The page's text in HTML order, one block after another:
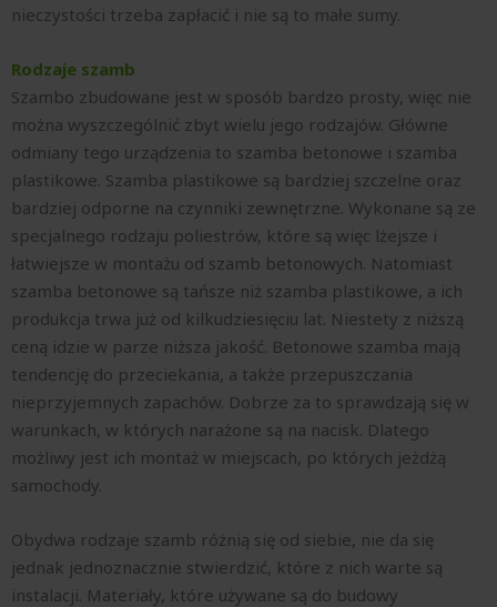
nieczystości trzeba zapłacić i nie są to małe sumy.
Rodzaje szamb
Szambo zbudowane jest w sposób bardzo prosty, więc nie
można wyszczególnić zbyt wielu jego rodzajów. Główne
odmiany tego urządzenia to szamba betonowe i szamba
plastikowe. Szamba plastikowe są bardziej szczelne oraz
bardziej odporne na czynniki zewnętrzne. Wykonane są ze
specjalnego rodzaju poliestrów, które są więc lżejsze i
łatwiejsze w montażu od szamb betonowych. Natomiast
szamba betonowe są tańsze niż szamba plastikowe, a ich
produkcja trwa już od kilkudziesięciu lat. Niestety z niższą
ceną idzie w parze niższa jakość. Betonowe szamba mają
tendencję do przeciekania, a także przepuszczania
nieprzyjemnych zapachów. Dobrze za to sprawdzają się w
warunkach, w których narażone są na nacisk. Dlatego
możliwy jest ich montaż w miejscach, po których jeżdżą
samochody.
Obydwa rodzaje szamb różnią się od siebie, nie da się
jednak jednoznacznie stwierdzić, które z nich warte są
instalacji. Materiały, które używane są do budowy